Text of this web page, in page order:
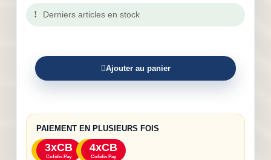
Derniers articles en stock
Ajouter au panier
PAIEMENT EN PLUSIEURS FOIS
3xCB
Cofidis Pay
4xCB
Cofidis Pay